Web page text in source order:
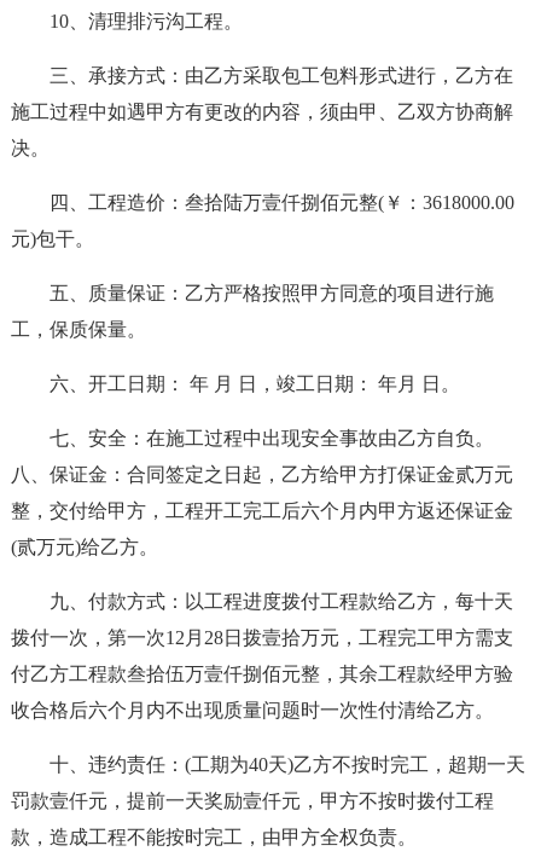
10、清理排污沟工程。
三、承接方式：由乙方采取包工包料形式进行，乙方在
施工过程中如遇甲方有更改的内容，须由甲、乙双方协商解
决。
四、工程造价：叁拾陆万壹仟捌佰元整(￥：3618000.00
元)包干。
五、质量保证：乙方严格按照甲方同意的项目进行施
工，保质保量。
六、开工日期： 年 月 日，竣工日期： 年月 日。
七、安全：在施工过程中出现安全事故由乙方自负。
八、保证金：合同签定之日起，乙方给甲方打保证金贰万元
整，交付给甲方，工程开工完工后六个月内甲方返还保证金
(贰万元)给乙方。
九、付款方式：以工程进度拨付工程款给乙方，每十天
拨付一次，第一次12月28日拨壹拾万元，工程完工甲方需支
付乙方工程款叁拾伍万壹仟捌佰元整，其余工程款经甲方验
收合格后六个月内不出现质量问题时一次性付清给乙方。
十、违约责任：(工期为40天)乙方不按时完工，超期一天
罚款壹仟元，提前一天奖励壹仟元，甲方不按时拨付工程
款，造成工程不能按时完工，由甲方全权负责。